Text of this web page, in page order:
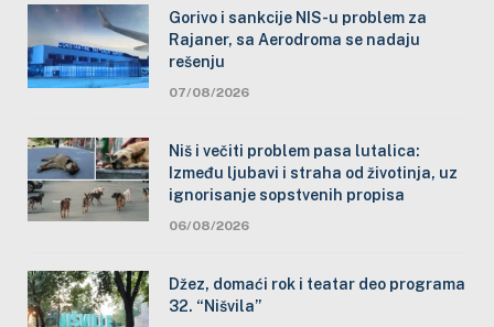
Gorivo i sankcije NIS-u problem za
Rajaner, sa Aerodroma se nadaju
rešenju
07/08/2026
Niš i večiti problem pasa lutalica:
Između ljubavi i straha od životinja, uz
ignorisanje sopstvenih propisa
06/08/2026
Džez, domaći rok i teatar deo programa
32. “Nišvila”